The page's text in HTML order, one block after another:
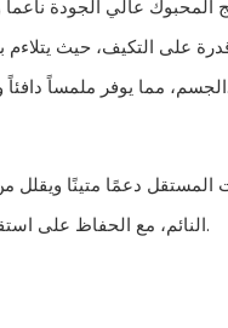
المحبوك عالي الجودة ناعماً
على التكيف، حيث
الجسم، مما يوفر ملمساً دافئاً ولطيفاً على البشرة.
المستقل دعمًا متينًا ويقلل
النائم، مع الحفاظ على استقامة العمود الفقري.